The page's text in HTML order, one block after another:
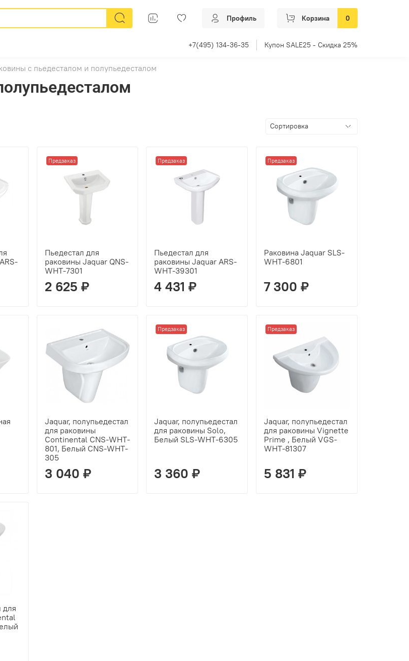
Профиль Корзина 0
+7(495) 134-36-35 Купон SALE25 - Скидка 25%
с пьедесталом и полупьедесталом
Предзаказ
Пьедестал для
раковины Jaquar QNS-
WHT-7301
2 625 ₽
Предзаказ
Пьедестал для
раковины Jaquar ARS-
WHT-39301
4 431 ₽
Предзаказ
Раковина Jaquar SLS-
WHT-6801
7 300 ₽
Jaquar, полупьедестал
для раковины
Continental CNS-WHT-
801, Белый CNS-WHT-
305
3 040 ₽
Предзаказ
Jaquar, полупьедестал
для раковины Solo,
Белый SLS-WHT-6305
3 360 ₽
Предзаказ
Jaquar, полупьедестал
для раковины Vignette
Prime , Белый VGS-
WHT-81307
5 831 ₽
для